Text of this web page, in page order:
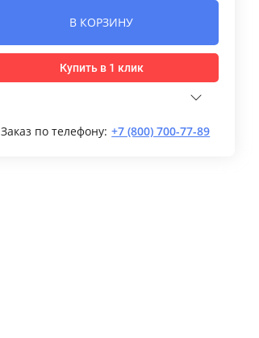
В КОРЗИНУ
Купить в 1 клик
Заказ по телефону: +7 (800) 700-77-89